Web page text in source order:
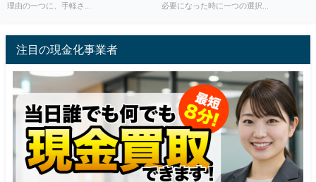
理由の一つに、手軽さ...
必要になった時に一つの選択...
注目の現金化事業者